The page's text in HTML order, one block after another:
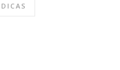
DICAS